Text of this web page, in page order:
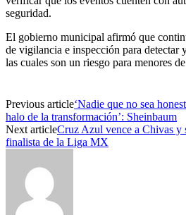
seguridad.
El gobierno municipal afirmó que
de vigilancia e inspección para detectar
las cuales son un riesgo para menores
Previous article‘Nadie que no sea
halo de la transformación’: Sheinbaum
Next articleCruz Azul vence a Chivas y
finalista de la Liga MX